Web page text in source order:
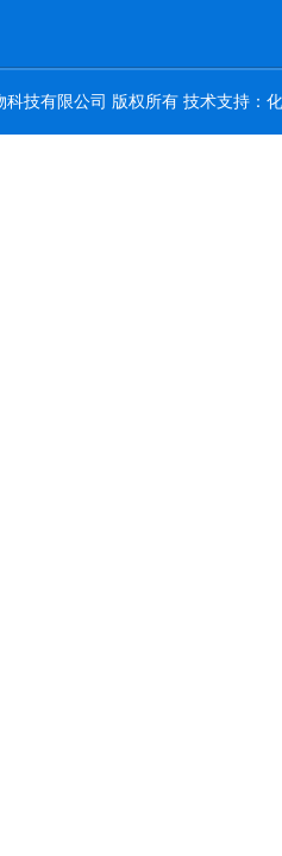
技有限公司 版权所有 技术支持：